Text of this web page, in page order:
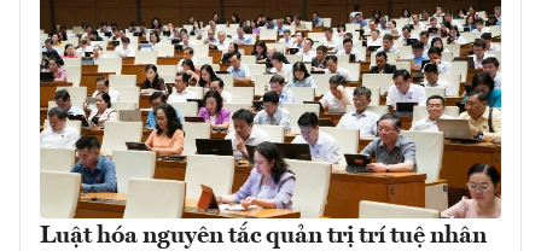
Luật hóa nguyên tắc quản trị trí tuệ nhân